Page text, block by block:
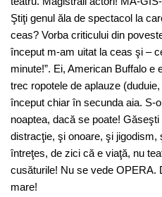
Ştiţi genul ăla de spectacol la
ceas? Vorba criticului din
început m-am uitat la ceas şi –
minute!”. Ei, American Buffalo e
trec ropotele de aplauze
început chiar în secunda aia. S-
noaptea, dacă se poate!
distracţie, şi onoare, şi
întreţes, de zici că e viaţă, nu
cusăturile! Nu se vede OPERA.
mare!